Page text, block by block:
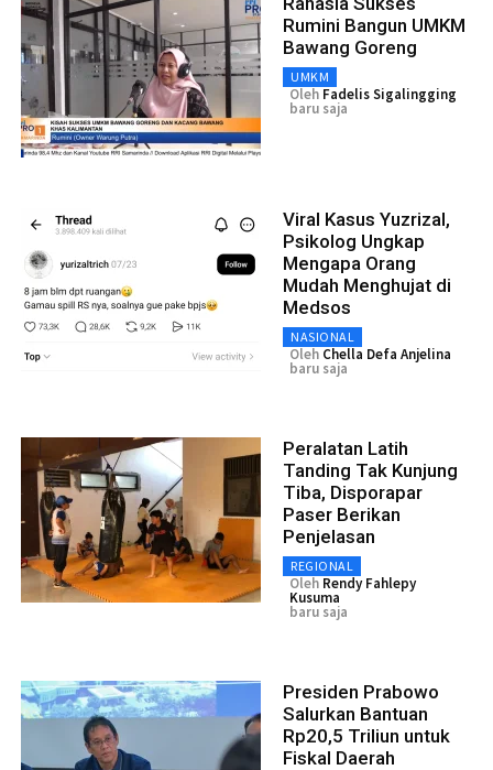
Rumini Bangun UMKM
Bawang Goreng
UMKM
Oleh Fadelis Sigalingging
baru saja
Viral Kasus Yuzrizal,
Psikolog Ungkap
Mengapa Orang
Mudah Menghujat di
Medsos
NASIONAL
Oleh Chella Defa Anjelina
baru saja
Peralatan Latih
Tanding Tak Kunjung
Tiba, Disporapar
Paser Berikan
Penjelasan
REGIONAL
Oleh Rendy Fahlepy
Kusuma
baru saja
Presiden Prabowo
Salurkan Bantuan
Rp20,5 Triliun untuk
Fiskal Daerah